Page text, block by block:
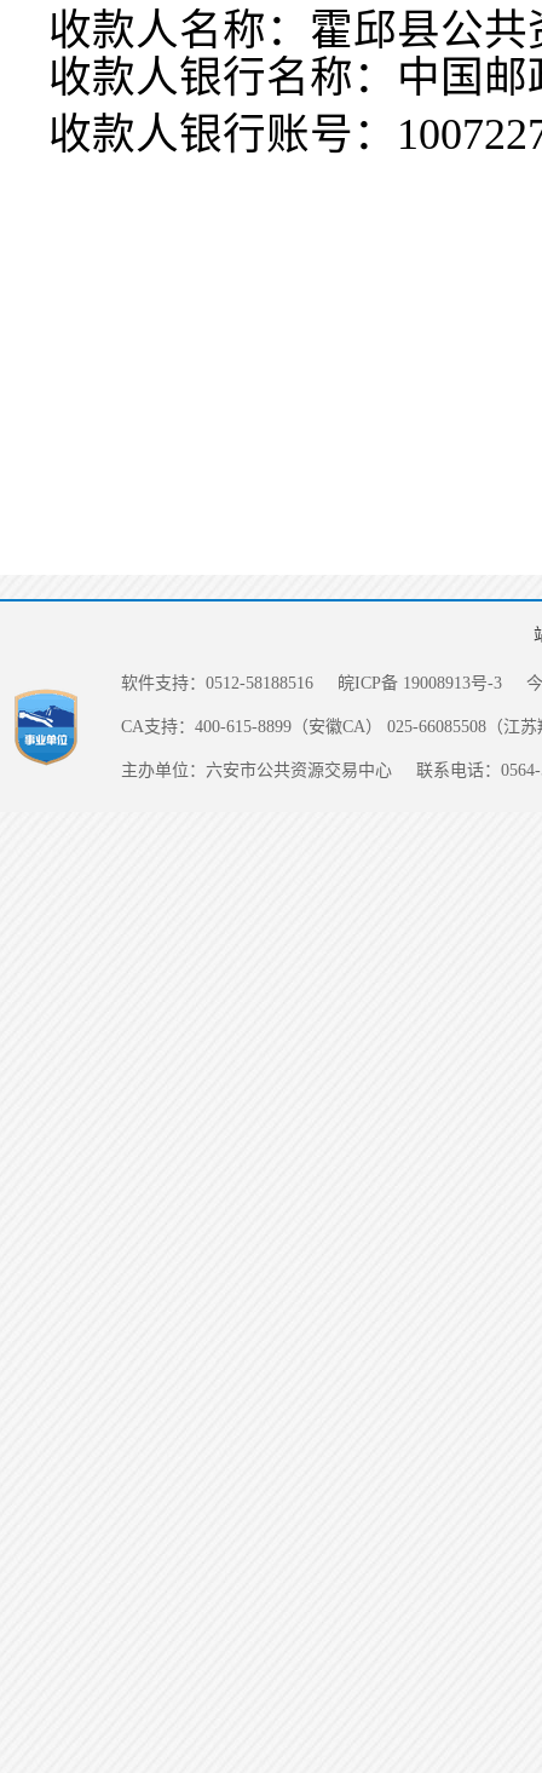
收款人名称：霍邱县公
收款人银行名称：中国
收款人银行账号：
软件支持：0512-58188516 皖ICP备 19008913号-3
CA支持：400-615-8899（安徽CA） 025-66085508（江
主办单位：六安市公共资源交易中心 联系电话：0564-